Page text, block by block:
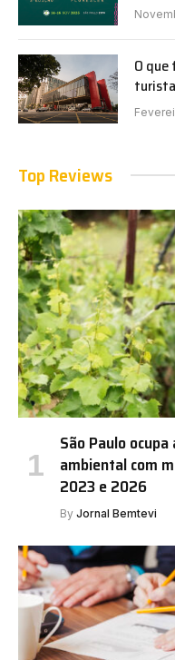
O que
Top Reviews
São Paulo
ambiental com
2023 e 2026
By Jornal Bemtevi